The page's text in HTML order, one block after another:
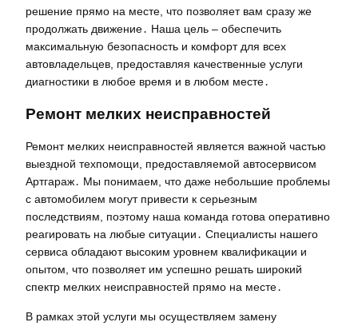
решение прямо на месте, что позволяет вам сразу же
продолжать движение․ Наша цель – обеспечить
максимальную безопасность и комфорт для всех
автовладельцев, предоставляя качественные услуги
диагностики в любое время и в любом месте․
Ремонт мелких неисправностей
Ремонт мелких неисправностей является важной частью
выездной техпомощи, предоставляемой автосервисом
Артгараж․ Мы понимаем, что даже небольшие проблемы
с автомобилем могут привести к серьезным
последствиям, поэтому наша команда готова оперативно
реагировать на любые ситуации․ Специалисты нашего
сервиса обладают высоким уровнем квалификации и
опытом, что позволяет им успешно решать широкий
спектр мелких неисправностей прямо на месте․
В рамках этой услуги мы осуществляем замену